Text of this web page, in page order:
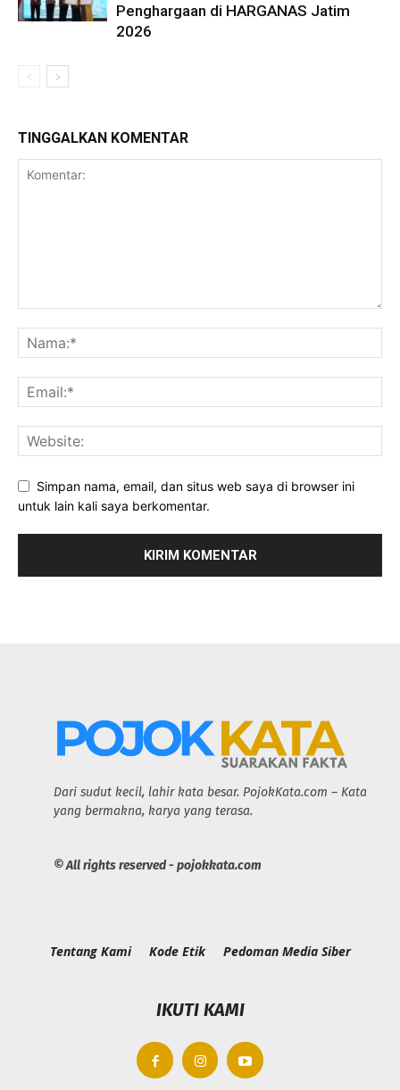
Penghargaan di HARGANAS Jatim
2026
TINGGALKAN KOMENTAR
Simpan nama, email, dan situs web saya di browser ini
untuk lain kali saya berkomentar.
Dari sudut kecil, lahir kata besar. PojokKata.com – Kata
yang bermakna, karya yang terasa.
© All rights reserved - pojokkata.com
Tentang Kami Kode Etik Pedoman Media Siber
IKUTI KAMI